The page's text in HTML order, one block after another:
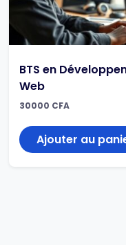
BTS en
Web
30000 CFA
Ajouter au